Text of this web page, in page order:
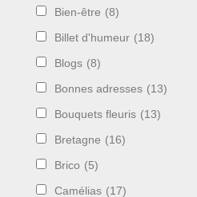
Bien-être (8)
Billet d'humeur (18)
Blogs (8)
Bonnes adresses (13)
Bouquets fleuris (13)
Bretagne (16)
Brico (5)
Camélias (17)